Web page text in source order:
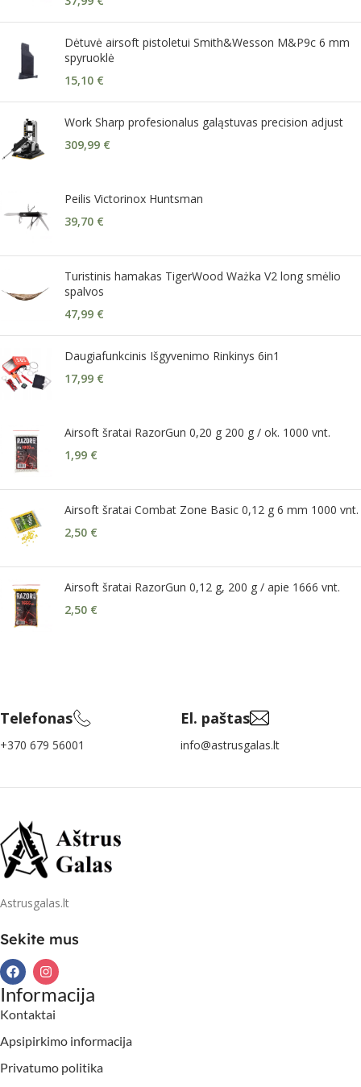
Dėtuvė airsoft pistoletui Smith&Wesson M&P9c 6 mm
spyruoklė
15,10 €
Work Sharp profesionalus galąstuvas precision adjust
309,99 €
Peilis Victorinox Huntsman
39,70 €
Turistinis hamakas TigerWood Ważka V2 long smėlio
spalvos
47,99 €
Daugiafunkcinis Išgyvenimo Rinkinys 6in1
17,99 €
Airsoft šratai RazorGun 0,20 g 200 g / ok. 1000 vnt.
1,99 €
Airsoft šratai Combat Zone Basic 0,12 g 6 mm 1000 vnt.
2,50 €
Airsoft šratai RazorGun 0,12 g, 200 g / apie 1666 vnt.
2,50 €
Telefonas
+370 679 56001
El. paštas
info@astrusgalas.lt
Astrusgalas.lt
Sekite mus
Informacija
Kontaktai
Apsipirkimo informacija
Privatumo politika